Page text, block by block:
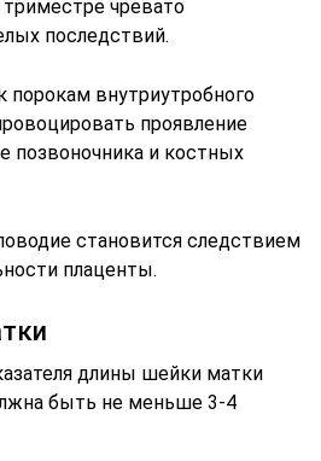
чревато
последствий.
внутриутробного
проявление
позвоночника и костных
становится следствием
плаценты.
длины шейки матки
быть не меньше 3-4